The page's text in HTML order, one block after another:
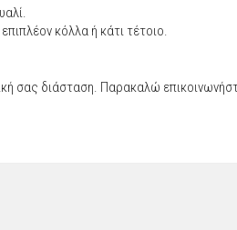
κόλλα ή κάτι τέτοιο.
σας διάσταση. Παρακαλώ